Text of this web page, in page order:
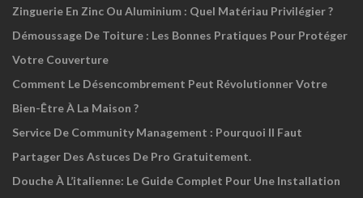
Zinguerie En Zinc Ou Aluminium : Quel Matériau Privilégier ?
Démoussage De Toiture : Les Bonnes Pratiques Pour Protéger
Votre Couverture
Comment Le Désencombrement Peut Révolutionner Votre
Bien-Être À La Maison ?
Service De Community Management : Pourquoi Il Faut
Partager Des Astuces De Pro Gratuitement.
Douche À L’italienne: Le Guide Complet Pour Une Installation